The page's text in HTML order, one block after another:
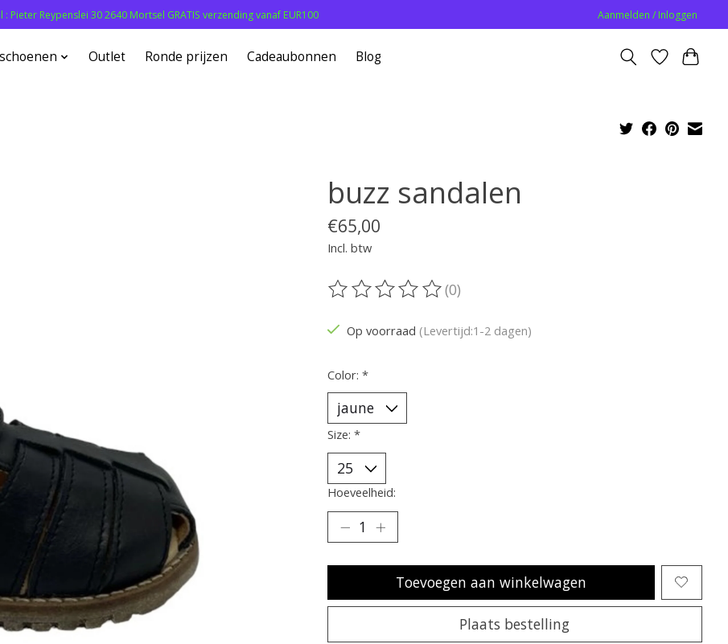
Reypenslei 30 2640 Mortsel GRATIS verzending vanaf EUR100 Aanmelden / Inloggen
schoenen Outlet Ronde prijzen Cadeaubonnen Blog
buzz sandalen
€65,00
Incl. btw
De beoordeling van dit product is
(0)
Op voorraad (Levertijd:1-2 dagen)
Color: *
Size: *
Hoeveelheid:
Toevoegen aan winkelwagen
Plaats bestelling